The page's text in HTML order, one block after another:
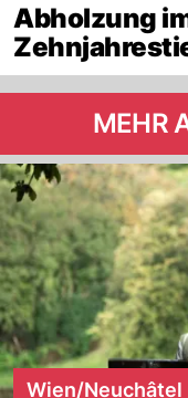
Abholzung
MEHR
Wien/Neuchâtel